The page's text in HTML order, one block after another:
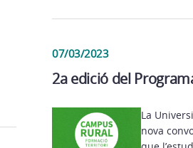
07/03/2023
2a edició del
La
nova